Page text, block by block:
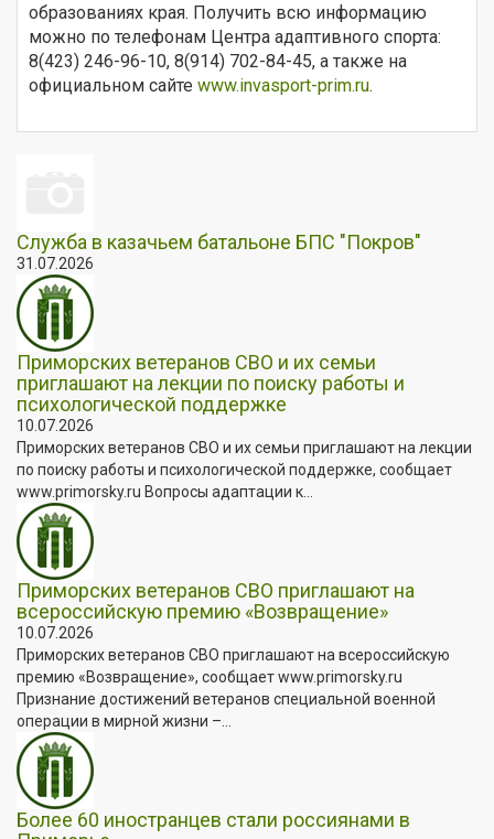
образованиях края. Получить всю информацию
можно по телефонам Центра адаптивного спорта:
8(423) 246-96-10, 8(914) 702-84-45, а также на
официальном сайте www.invasport-prim.ru.
Служба в казачьем батальоне БПС "Покров"
31.07.2026
Приморских ветеранов СВО и их семьи
приглашают на лекции по поиску работы и
психологической поддержке
10.07.2026
Приморских ветеранов СВО и их семьи приглашают на лекции
по поиску работы и психологической поддержке, сообщает
www.primorsky.ru Вопросы адаптации к...
Приморских ветеранов СВО приглашают на
всероссийскую премию «Возвращение»
10.07.2026
Приморских ветеранов СВО приглашают на всероссийскую
премию «Возвращение», сообщает www.primorsky.ru
Признание достижений ветеранов специальной военной
операции в мирной жизни –...
Более 60 иностранцев стали россиянами в